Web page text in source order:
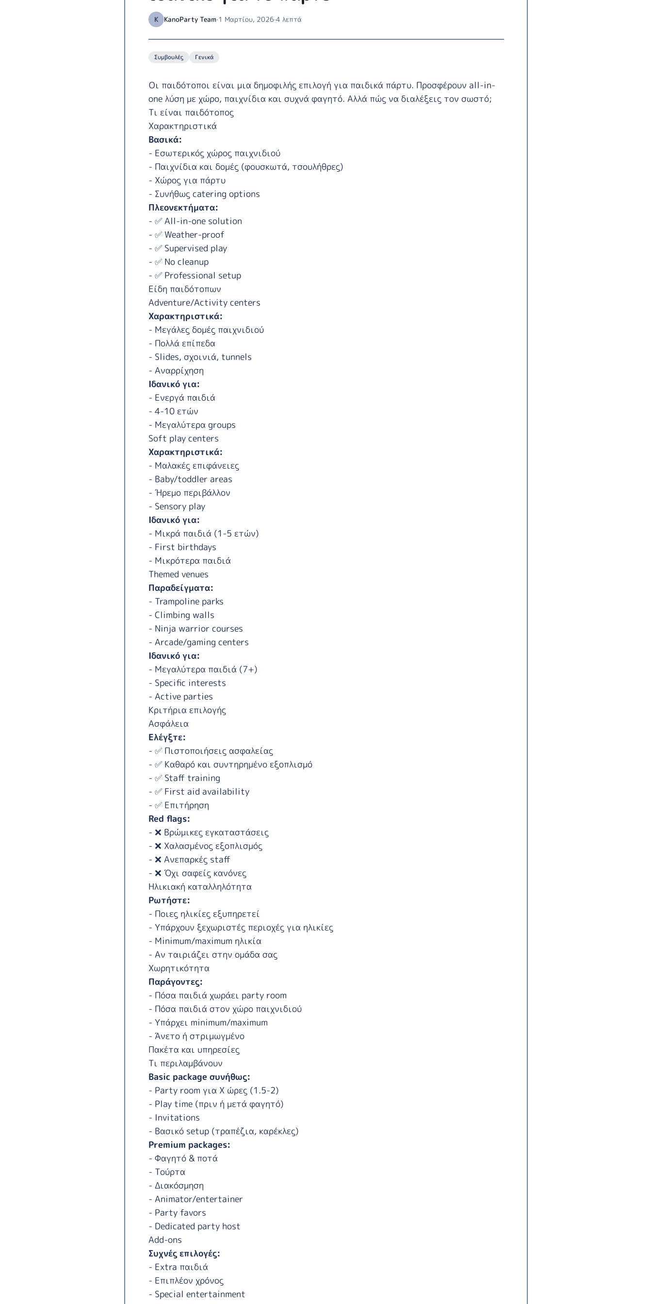
K KanoParty Team·1 Μαρτίου, 2026·4 λεπτά
Συμβουλές Γενικά
Οι παιδότοποι είναι μια δημοφιλής επιλογή για παιδικά πάρτυ. Προσφέρουν all-in-
one λύση με χώρο, παιχνίδια και συχνά φαγητό. Αλλά πώς να διαλέξεις τον σωστό;
Τι είναι παιδότοπος
Χαρακτηριστικά
Βασικά:
- Εσωτερικός χώρος παιχνιδιού
- Παιχνίδια και δομές (φουσκωτά, τσουλήθρες)
- Χώρος για πάρτυ
- Συνήθως catering options
Πλεονεκτήματα:
- ✅ All-in-one solution
- ✅ Weather-proof
- ✅ Supervised play
- ✅ No cleanup
- ✅ Professional setup
Είδη παιδότοπων
Adventure/Activity centers
Χαρακτηριστικά:
- Μεγάλες δομές παιχνιδιού
- Πολλά επίπεδα
- Slides, σχοινιά, tunnels
- Αναρρίχηση
Ιδανικό για:
- Ενεργά παιδιά
- 4-10 ετών
- Μεγαλύτερα groups
Soft play centers
Χαρακτηριστικά:
- Μαλακές επιφάνειες
- Baby/toddler areas
- Ήρεμο περιβάλλον
- Sensory play
Ιδανικό για:
- Μικρά παιδιά (1-5 ετών)
- First birthdays
- Μικρότερα παιδιά
Themed venues
Παραδείγματα:
- Trampoline parks
- Climbing walls
- Ninja warrior courses
- Arcade/gaming centers
Ιδανικό για:
- Μεγαλύτερα παιδιά (7+)
- Specific interests
- Active parties
Κριτήρια επιλογής
Ασφάλεια
Ελέγξτε:
- ✅ Πιστοποιήσεις ασφαλείας
- ✅ Καθαρό και συντηρημένο εξοπλισμό
- ✅ Staff training
- ✅ First aid availability
- ✅ Επιτήρηση
Red flags:
- ❌ Βρώμικες εγκαταστάσεις
- ❌ Χαλασμένος εξοπλισμός
- ❌ Ανεπαρκές staff
- ❌ Όχι σαφείς κανόνες
Ηλικιακή καταλληλότητα
Ρωτήστε:
- Ποιες ηλικίες εξυπηρετεί
- Υπάρχουν ξεχωριστές περιοχές για ηλικίες
- Minimum/maximum ηλικία
- Αν ταιριάζει στην ομάδα σας
Χωρητικότητα
Παράγοντες:
- Πόσα παιδιά χωράει party room
- Πόσα παιδιά στον χώρο παιχνιδιού
- Υπάρχει minimum/maximum
- Άνετο ή στριμωγμένο
Πακέτα και υπηρεσίες
Τι περιλαμβάνουν
Basic package συνήθως:
- Party room για Χ ώρες (1.5-2)
- Play time (πριν ή μετά φαγητό)
- Invitations
- Βασικό setup (τραπέζια, καρέκλες)
Premium packages:
- Φαγητό & ποτά
- Τούρτα
- Διακόσμηση
- Animator/entertainer
- Party favors
- Dedicated party host
Add-ons
Συχνές επιλογές:
- Extra παιδιά
- Επιπλέον χρόνος
- Special entertainment